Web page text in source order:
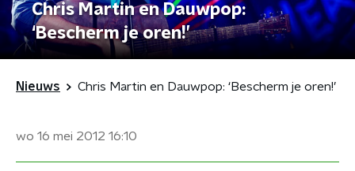
Chris Martin en Dauwpop:
‘Bescherm je oren!’
Nieuws Chris Martin en Dauwpop: ‘Bescherm je oren!’
wo 16 mei 2012 16:10